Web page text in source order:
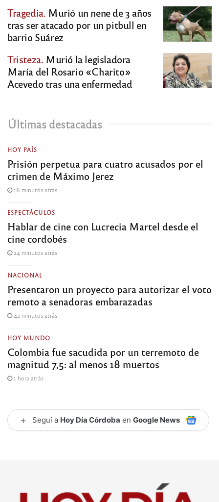
Tragedia. Murió un nene de 3 años
tras ser atacado por un pitbull en
barrio Suárez
Tristeza. Murió la legisladora
María del Rosario «Charito»
Acevedo tras una enfermedad
Últimas destacadas
HOY PAÍS
Prisión perpetua para cuatro acusados por el
crimen de Máximo Jerez
18 minutos atrás
ESPECTÁCULOS
Hablar de cine con Lucrecia Martel desde el
cine cordobés
24 minutos atrás
NACIONAL
Presentaron un proyecto para autorizar el voto
remoto a senadoras embarazadas
42 minutos atrás
HOY MUNDO
Colombia fue sacudida por un terremoto de
magnitud 7,5: al menos 18 muertos
1 hora atrás
+ Seguí a Hoy Día Córdoba en Google News